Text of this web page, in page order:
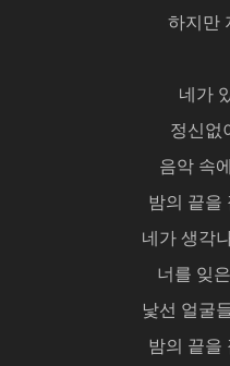
하지만
네가
정신없
음악 속
밤의 끝을
네가 생각
너를 잊
낯선 얼굴
밤의 끝을